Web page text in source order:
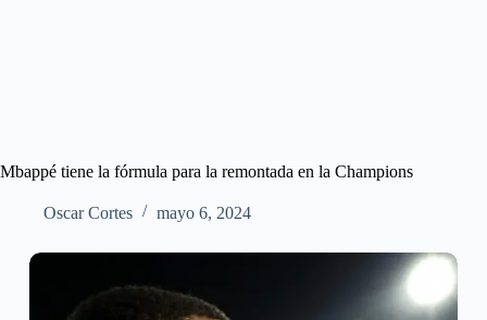
Mbappé tiene la fórmula para la remontada en la Champions
Oscar Cortes mayo 6, 2024